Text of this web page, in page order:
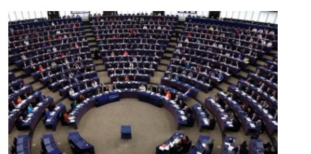
ПОДКАСТ ЗОШТО?
СЛЕДЕТЕ НЕ
РСЕ веб страници